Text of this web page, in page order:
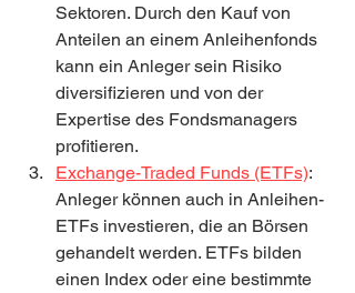
Sektoren. Durch den Kauf von
Anteilen an einem Anleihenfonds
kann ein Anleger sein Risiko
diversifizieren und von der
Expertise des Fondsmanagers
profitieren.
Exchange-Traded Funds (ETFs):
Anleger können auch in Anleihen-
ETFs investieren, die an Börsen
gehandelt werden. ETFs bilden
einen Index oder eine bestimmte